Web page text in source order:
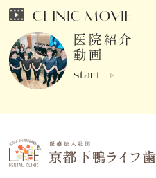
CLINIC MOVIE
医院紹介
動画
start